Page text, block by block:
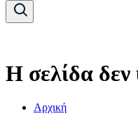
Η σελίδα δεν
Αρχική